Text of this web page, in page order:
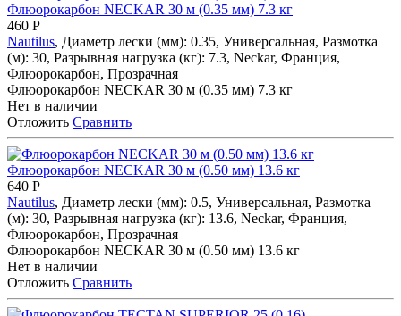
Флюорокарбон NECKAR 30 м (0.35 мм) 7.3 кг
460 Р
Nautilus, Диаметр лески (мм): 0.35, Универсальная, Размотка
(м): 30, Разрывная нагрузка (кг): 7.3, Neckar, Франция,
Флюорокарбон, Прозрачная
Флюорокарбон NECKAR 30 м (0.35 мм) 7.3 кг
Нет в наличии
Отложить Сравнить
Флюорокарбон NECKAR 30 м (0.50 мм) 13.6 кг
640 Р
Nautilus, Диаметр лески (мм): 0.5, Универсальная, Размотка
(м): 30, Разрывная нагрузка (кг): 13.6, Neckar, Франция,
Флюорокарбон, Прозрачная
Флюорокарбон NECKAR 30 м (0.50 мм) 13.6 кг
Нет в наличии
Отложить Сравнить